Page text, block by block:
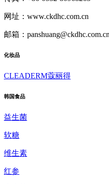
网址：www.ckdhc.com.cn
邮箱：panshuang@ckdhc.com.cn
化妆品
CLEADERM蔻丽得
韩国食品
益生菌
软糖
维生素
红参